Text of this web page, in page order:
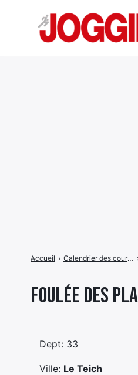
Foulée Des
Accueil › Calendrier des courses
Dept: 33
Ville: Le Teich